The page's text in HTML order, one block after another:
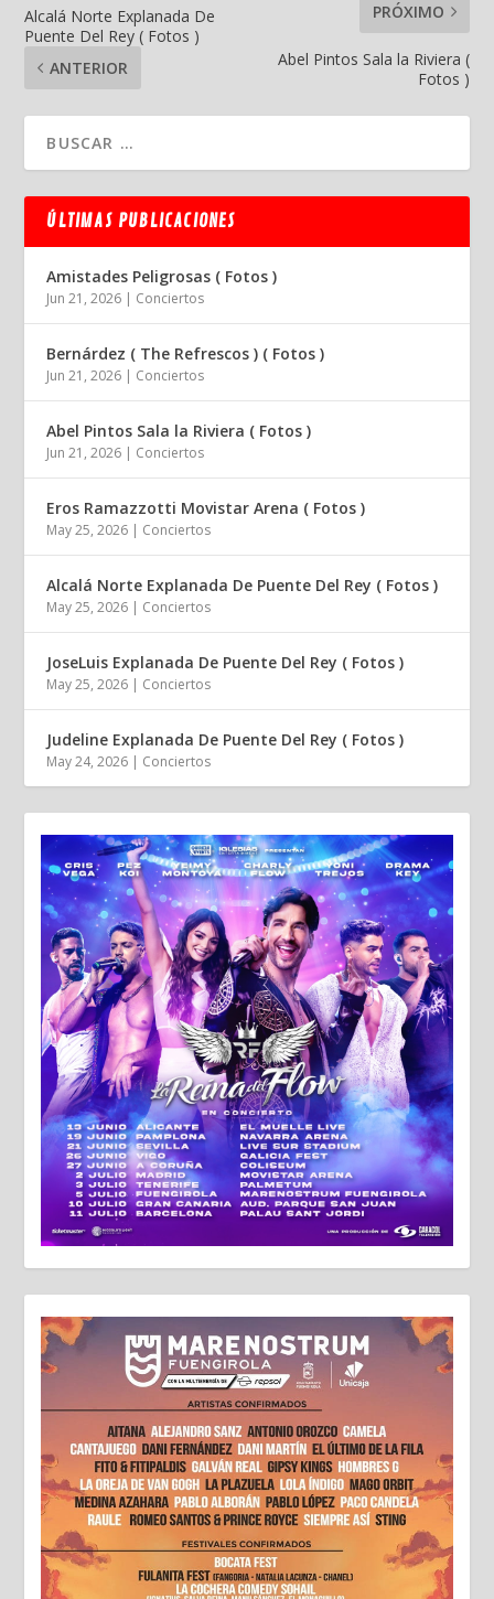
Alcalá Norte Explanada De
Puente Del Rey ( Fotos )
ANTERIOR
PRÓXIMO
Abel Pintos Sala la Riviera (
Fotos )
ÚLTIMAS PUBLICACIONES
Amistades Peligrosas ( Fotos )
Jun 21, 2026 | Conciertos
Bernárdez ( The Refrescos ) ( Fotos )
Jun 21, 2026 | Conciertos
Abel Pintos Sala la Riviera ( Fotos )
Jun 21, 2026 | Conciertos
Eros Ramazzotti Movistar Arena ( Fotos )
May 25, 2026 | Conciertos
Alcalá Norte Explanada De Puente Del Rey ( Fotos )
May 25, 2026 | Conciertos
JoseLuis Explanada De Puente Del Rey ( Fotos )
May 25, 2026 | Conciertos
Judeline Explanada De Puente Del Rey ( Fotos )
May 24, 2026 | Conciertos